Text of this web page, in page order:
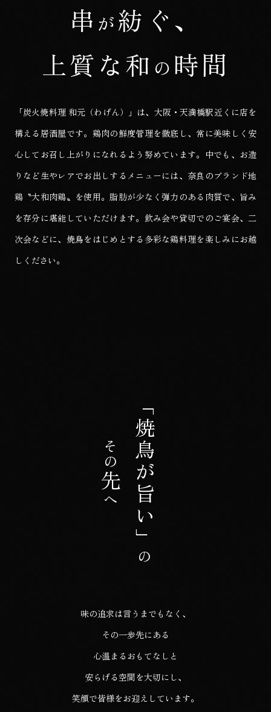
串 が紡ぐ、
上質な和 の 時間
「炭火焼料理 和元（わげん）」は、大阪・天満橋駅近くに店を
構える居酒屋です。 鶏肉の鮮度管理を徹底し、常に美味しく安
心してお召し上がりになれるよう努めています。 中でも、お造
りなど生やレアでお出しするメニューには、奈良のブランド地
鶏〝大和肉鶏〟を使用。脂肪が少なく弾力のある肉質で、旨み
を存分に堪能していただけます。 飲み会や貸切でのご宴会、二
次会などに、 焼鳥をはじめとする多彩な鶏料理を楽しみにお越
しください。
「焼鳥が旨い」
の
その
先
へ
味の追求は言うまでもなく、
その一歩先にある
心温まるおもてなしと
安らげる空間を大切にし、
笑顔で皆様をお迎えしています。